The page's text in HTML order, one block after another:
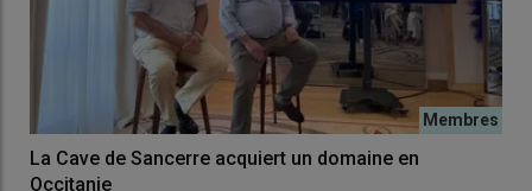
La Cave de Sancerre acquiert un domaine en
Occitanie